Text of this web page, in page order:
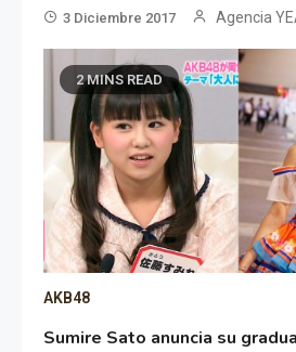
3 Diciembre 2017 Agencia
2 MINS READ
AKB48
Sumire Sato anuncia su